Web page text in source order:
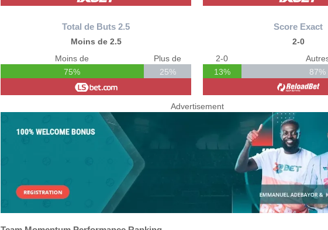
Total de Buts 2.5
Moins de 2.5
Moins de
75%
Plus de
25%
Score Exact
2-0
2-0
13%
87%
Advertisement